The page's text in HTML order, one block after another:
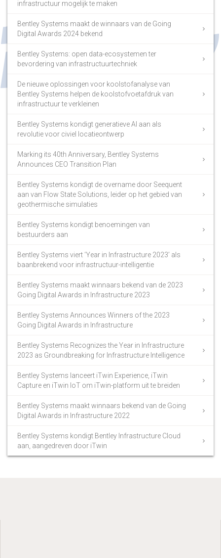
infrastructuur mogelijk te maken
Bentley Systems maakt de winnaars van de Going
Digital Awards 2024 bekend
Bentley Systems: open data-ecosystemen ter
bevordering van infrastructuurtechniek
De nieuwe oplossingen voor koolstofanalyse van
Bentley Systems helpen de koolstofvoetafdruk van
infrastructuur te verkleinen
Bentley Systems kondigt generatieve AI aan als
revolutie voor civiel locatieontwerp
Marking its 40th Anniversary, Bentley Systems
Announces CEO Transition Plan
Bentley Systems kondigt de overname door Seequent
aan van Flow State Solutions, leider op het gebied van
geothermische simulaties
Bentley Systems kondigt benoemingen van
bestuurders aan
Bentley Systems viert ‘Year in Infrastructure 2023’ als
baanbrekend voor infrastructuur-intelligentie
Bentley Systems maakt winnaars bekend van de 2023
Going Digital Awards in Infrastructure 2023
Bentley Systems Announces Winners of the 2023
Going Digital Awards in Infrastructure
Bentley Systems Recognizes the Year in Infrastructure
2023 as Groundbreaking for Infrastructure Intelligence
Bentley Systems lanceert iTwin Experience, iTwin
Capture en iTwin IoT om iTwin-platform uit te breiden
Bentley Systems maakt winnaars bekend van de Going
Digital Awards in Infrastructure 2022
Bentley Systems kondigt Bentley Infrastructure Cloud
aan, aangedreven door iTwin